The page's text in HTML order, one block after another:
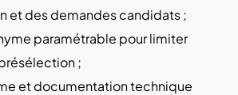
et des demandes candidats ;
paramétrable pour limiter
;
et documentation technique